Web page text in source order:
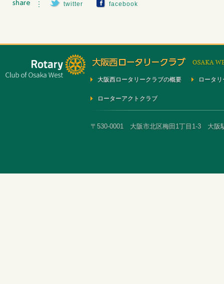
twitter facebook
大阪西ロータリークラブの概要 ロータ
ローターアクトクラブ
〒530-0001 大阪市北区梅田1丁目1-3 大阪